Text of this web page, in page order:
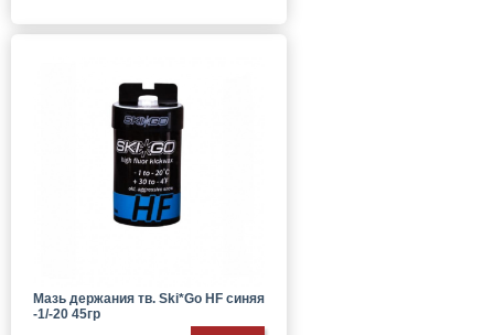
Мазь держания тв. Ski*Go HF синяя
-1/-20 45гр